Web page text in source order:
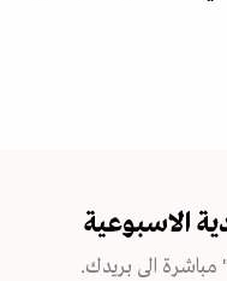
الاسبوعية
الى بريدك.